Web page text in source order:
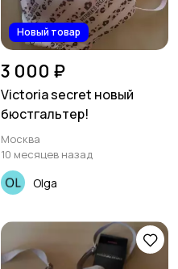
Новый товар
3 000 ₽
Victoria secret новый
бюстгальтер!
Москва
10 месяцев назад
Olga